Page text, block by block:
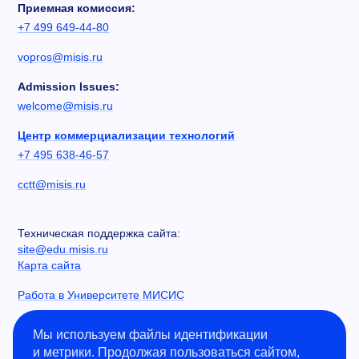
Приемная комиссия:
+7 499 649-44-80
vopros@misis.ru
Admission Issues:
welcome@misis.ru
Центр коммерциализации технологий
+7 495 638-46-57
cctt@misis.ru
Техническая поддержка сайта:
site@edu.misis.ru
Карта сайта
Работа в Университете МИСИС
Информация о закупках
Мы используем файлы идентификации
и метрики. Продолжая пользоваться сайтом,